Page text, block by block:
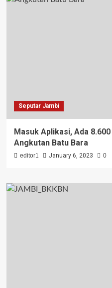
Seputar Jambi
Masuk Aplikasi, Ada
Angkutan Batu Bara
editor1 January 6, 2023 0